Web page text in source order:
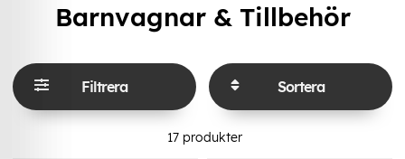
Barnvagnar & Tillbehör
Filtrera Sortera
17produkter